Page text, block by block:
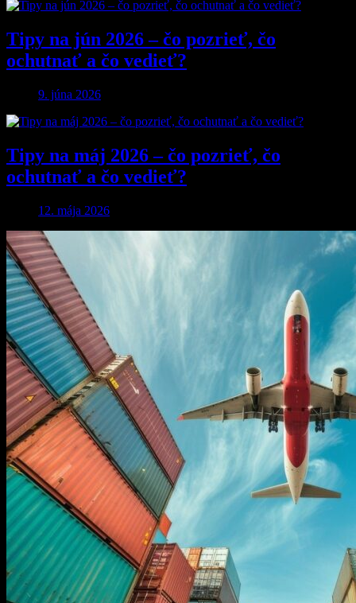
Tipy na jún 2026 – čo pozrieť, čo
ochutnať a čo vedieť?
9. júna 2026
Tipy na máj 2026 – čo pozrieť, čo
ochutnať a čo vedieť?
12. mája 2026